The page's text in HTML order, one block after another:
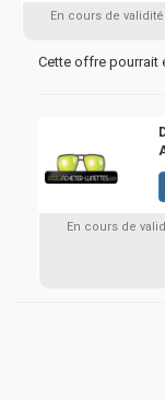
En cours de validité
Cette offre pourrait
En cours de